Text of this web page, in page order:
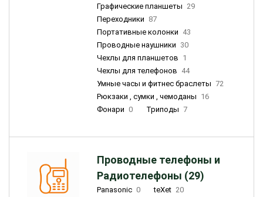
Графические планшеты 29
Переходники 87
Портативные колонки 43
Проводные наушники 30
Чехлы для планшетов 1
Чехлы для телефонов 44
Умные часы и фитнес браслеты 72
Рюкзаки , сумки , чемоданы 16
Фонари 0 Триподы 7
Проводные телефоны и
Радиотелефоны (29)
Panasonic 0 teXet 20